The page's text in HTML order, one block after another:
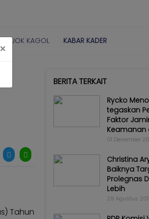
×
POJOK KAGOL KABAR KADER
Tahun
BERITA TERKAIT
Rycko
tegaskan
Faktor
01 Desember
Christina
Baiknya
Prolegnas
Lebih
29 Agustus